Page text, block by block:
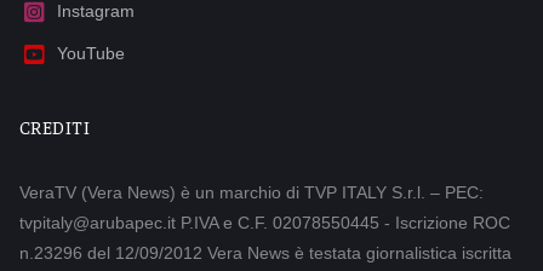
Instagram
YouTube
CREDITI
VeraTV (Vera News) è un marchio di TVP ITALY S.r.l. – PEC:
tvpitaly@arubapec.it P.IVA e C.F. 02078550445 - Iscrizione ROC
n.23296 del 12/09/2012 Vera News è testata giornalistica iscritta